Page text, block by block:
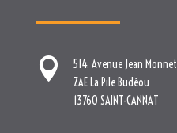

 contact[at]nova-groupe.fr